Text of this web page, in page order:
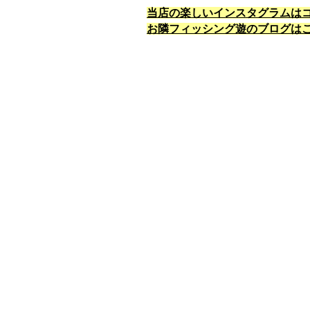
当店の楽しいインスタグラムは
お隣フィッシング遊のブログは